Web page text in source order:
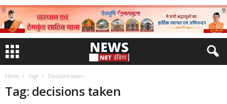
Home Tags Decisions taken
Tag: decisions taken